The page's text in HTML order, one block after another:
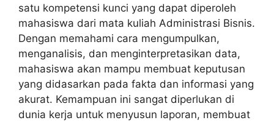
satu kompetensi kunci yang dapat diperoleh
mahasiswa dari mata kuliah Administrasi Bisnis.
Dengan memahami cara mengumpulkan,
menganalisis, dan menginterpretasikan data,
mahasiswa akan mampu membuat keputusan
yang didasarkan pada fakta dan informasi yang
akurat. Kemampuan ini sangat diperlukan di
dunia kerja untuk menyusun laporan, membuat